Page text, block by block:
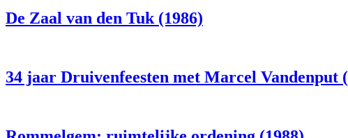
De Zaal van den Tuk (1986)
34 jaar Druivenfeesten met Marcel Vandenput